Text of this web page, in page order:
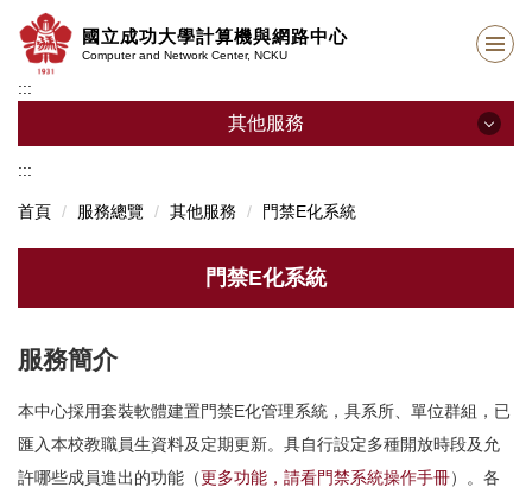
到
要
區
國立成功大學計算機與網路中心
Computer and Network Center, NCKU
:::
其他服務
NTP 校時服務
NCKU LineBot服務
網路行動分機服務
:::
首頁 服務總覽 其他服務 門禁E化系統
門禁E化系統
服務簡介
本中心採用套裝軟體建置門禁E化管理系統，具系所、單位群組，已
匯入本校教職員生資料及定期更新。具自行設定多種開放時段及允
許哪些成員進出的功能（更多功能，請看門禁系統操作手冊）。各